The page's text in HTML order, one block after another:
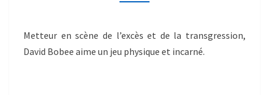
Metteur en scène de l’excès et de la transgression,
David Bobee aime un jeu physique et incarné.